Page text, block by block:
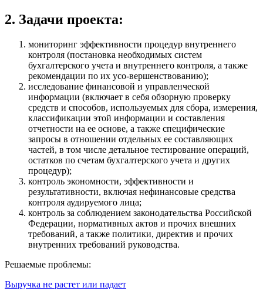
2. Задачи проекта:
мониторинг эффективности процедур внутреннего
контроля (постановка необходимых систем
бухгалтерского учета и внутреннего контроля, а также
рекомендации по их усо-вершенствованию);
исследование финансовой и управленческой
информации (включает в себя обзорную проверку
средств и способов, используемых для сбора, измерения,
классификации этой информации и составления
отчетности на ее основе, а также специфические
запросы в отношении отдельных ее составляющих
частей, в том числе детальное тестирование операций,
остатков по счетам бухгалтерского учета и других
процедур);
контроль экономности, эффективности и
результативности, включая нефинансовые средства
контроля аудируемого лица;
контроль за соблюдением законодательства Российской
Федерации, нормативных актов и прочих внешних
требований, а также политики, директив и прочих
внутренних требований руководства.
Решаемые проблемы:
Выручка не растет или падает